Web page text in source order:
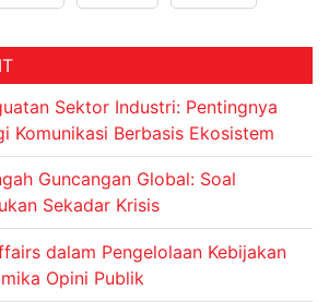
Sektor Industri: Pentingnya
Komunikasi Berbasis Ekosistem
Guncangan Global: Soal
Sekadar Krisis
dalam Pengelolaan Kebijakan
Opini Publik